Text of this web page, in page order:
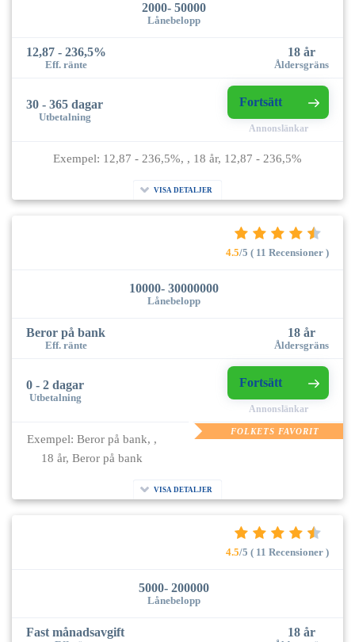
2000- 50000
Lånebelopp
12,87 - 236,5%
Eff. ränte
18 år
Åldersgräns
30 - 365 dagar
Utbetalning
Fortsätt
Annonslänkar
Exempel: 12,87 - 236,5%, , 18 år, 12,87 - 236,5%
VISA DETALJER
4.5/5 ( 11 Recensioner )
10000- 30000000
Lånebelopp
Beror på bank
Eff. ränte
18 år
Åldersgräns
0 - 2 dagar
Utbetalning
Fortsätt
Annonslänkar
FOLKETS FAVORIT
Exempel: Beror på bank, ,
18 år, Beror på bank
VISA DETALJER
4.5/5 ( 11 Recensioner )
5000- 200000
Lånebelopp
Fast månadsavgift 18 år